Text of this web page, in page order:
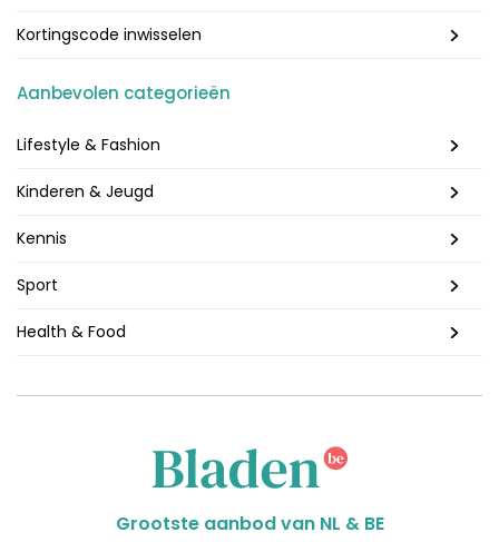
Kortingscode inwisselen
Aanbevolen categorieën
Lifestyle & Fashion
Kinderen & Jeugd
Kennis
Sport
Health & Food
Grootste aanbod van NL & BE